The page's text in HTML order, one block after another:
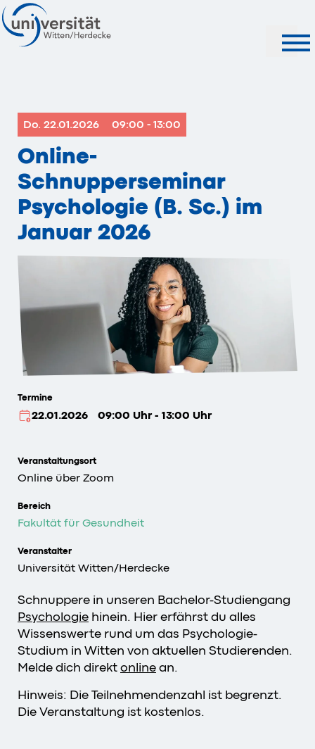
Do. 22.01.2026 09:00 - 13:00
Online-
Schnupperseminar
Psychologie (B. Sc.) im
Januar 2026
Termine
22.01.2026 09:00 Uhr - 13:00 Uhr
Veranstaltungsort
Online über Zoom
Bereich
Fakultät für Gesundheit
Veranstalter
Universität Witten/Herdecke
Schnuppere in unseren Bachelor-Studiengang
Psychologie hinein. Hier erfährst du alles
Wissenswerte rund um das Psychologie-
Studium in Witten von aktuellen Studierenden.
Melde dich direkt online an.
Hinweis: Die Teilnehmendenzahl ist begrenzt.
Die Veranstaltung ist kostenlos.